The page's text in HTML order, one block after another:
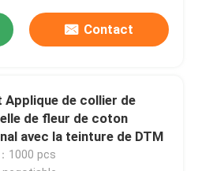
Contact
Applique de collier de
de fleur de coton
avec la teinture de DTM
1000 pcs